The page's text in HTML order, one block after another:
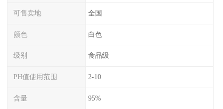
可售卖地 全国
颜色 白色
级别 食品级
PH值使用范围 2-10
含量 95%